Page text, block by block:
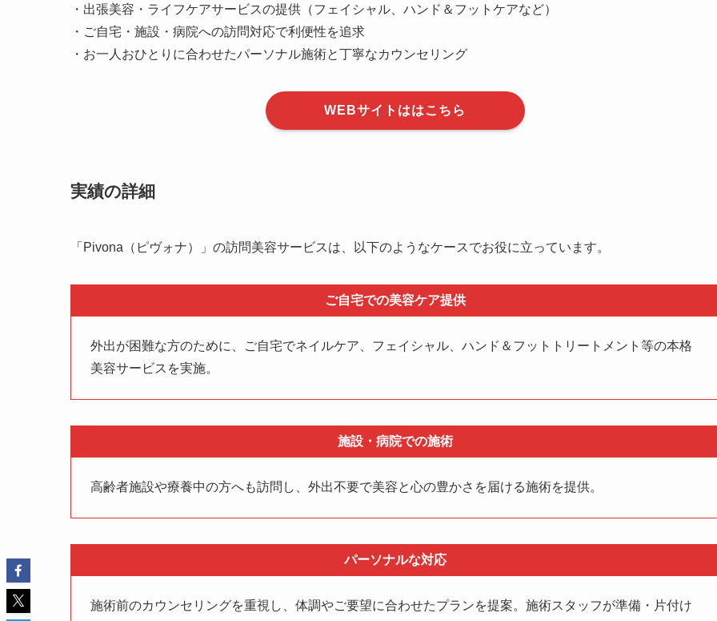
・出張美容・ライフケアサービスの提供（フェイシャル、ハンド＆フットケアなど）
・ご自宅・施設・病院への訪問対応で利便性を追求
・お一人おひとりに合わせたパーソナル施術と丁寧なカウンセリング
WEBサイトははこちら
実績の詳細
「Pivona（ピヴォナ）」の訪問美容サービスは、以下のようなケースでお役に立っています。
ご自宅での美容ケア提供
外出が困難な方のために、ご自宅でネイルケア、フェイシャル、ハンド＆フットトリートメント等の本格
美容サービスを実施。
施設・病院での施術
高齢者施設や療養中の方へも訪問し、外出不要で美容と心の豊かさを届ける施術を提供。
パーソナルな対応
施術前のカウンセリングを重視し、体調やご要望に合わせたプランを提案。施術スタッフが準備・片付け